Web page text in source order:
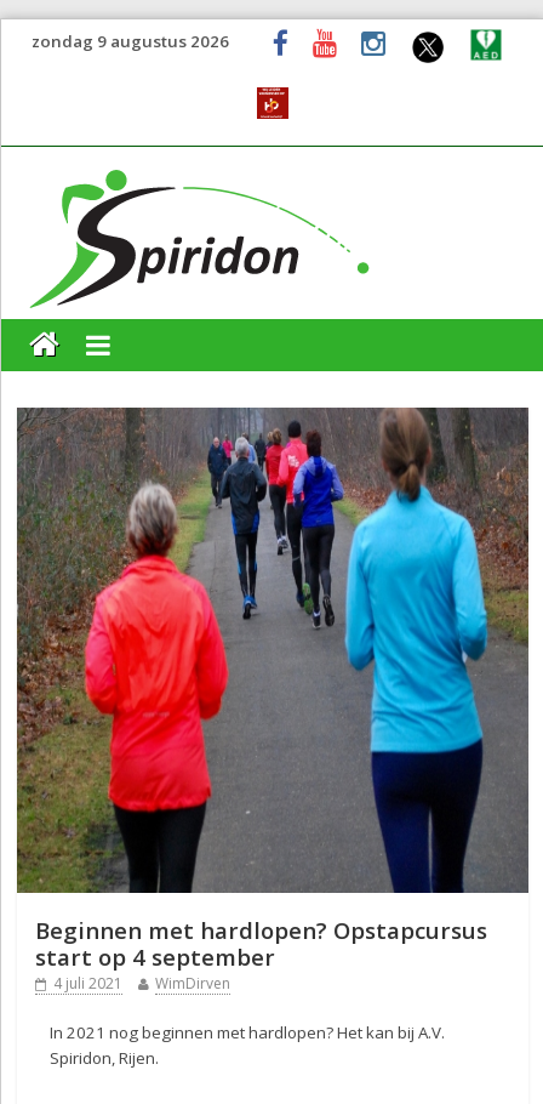
zondag 9 augustus 2026
Beginnen met hardlopen? Opstapcursus
start op 4 september
4 juli 2021 WimDirven
In 2021 nog beginnen met hardlopen? Het kan bij A.V.
Spiridon, Rijen.